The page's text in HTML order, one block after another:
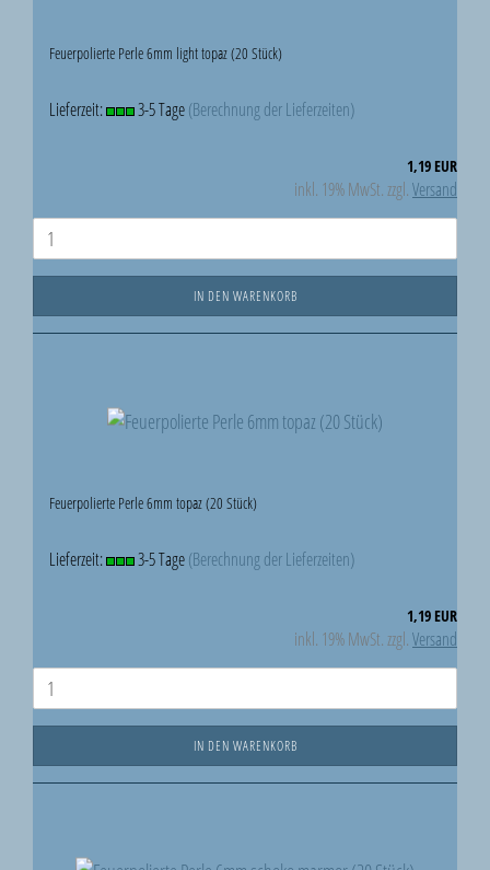
Feuerpolierte Perle 6mm light topaz (20 Stück)
Lieferzeit: 3-5 Tage(Berechnung der Lieferzeiten)
1,19 EUR
inkl. 19% MwSt. zzgl.Versand
IN DEN WARENKORB
Feuerpolierte Perle 6mm topaz (20 Stück)
Lieferzeit: 3-5 Tage(Berechnung der Lieferzeiten)
1,19 EUR
inkl. 19% MwSt. zzgl.Versand
IN DEN WARENKORB